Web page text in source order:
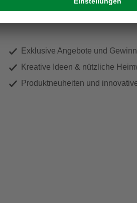
Dein Zuhause zu
Exklusive Angebote und
Kreative Ideen & nützliche
Produktneuheiten und